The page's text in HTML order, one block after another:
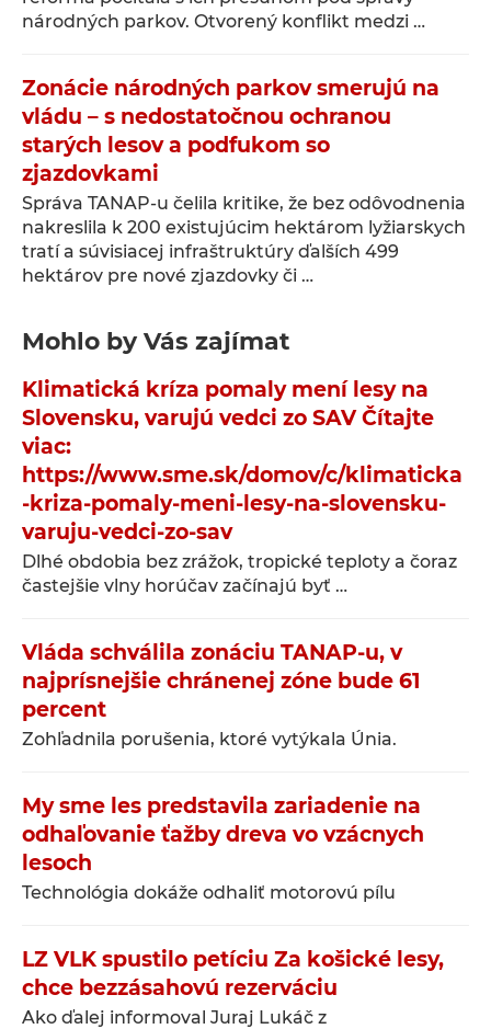
národných parkov. Otvorený konflikt medzi …
Zonácie národných parkov smerujú na
vládu – s nedostatočnou ochranou
starých lesov a podfukom so
zjazdovkami
Správa TANAP-u čelila kritike, že bez odôvodnenia
nakreslila k 200 existujúcim hektárom lyžiarskych
tratí a súvisiacej infraštruktúry ďalších 499
hektárov pre nové zjazdovky či …
Mohlo by Vás zajímat
Klimatická kríza pomaly mení lesy na
Slovensku, varujú vedci zo SAV Čítajte
viac:
https://www.sme.sk/domov/c/klimaticka
-kriza-pomaly-meni-lesy-na-slovensku-
varuju-vedci-zo-sav
Dlhé obdobia bez zrážok, tropické teploty a čoraz
častejšie vlny horúčav začínajú byť …
Vláda schválila zonáciu TANAP-u, v
najprísnejšie chránenej zóne bude 61
percent
Zohľadnila porušenia, ktoré vytýkala Únia.
My sme les predstavila zariadenie na
odhaľovanie ťažby dreva vo vzácnych
lesoch
Technológia dokáže odhaliť motorovú pílu
LZ VLK spustilo petíciu Za košické lesy,
chce bezzásahovú rezerváciu
Ako ďalej informoval Juraj Lukáč z